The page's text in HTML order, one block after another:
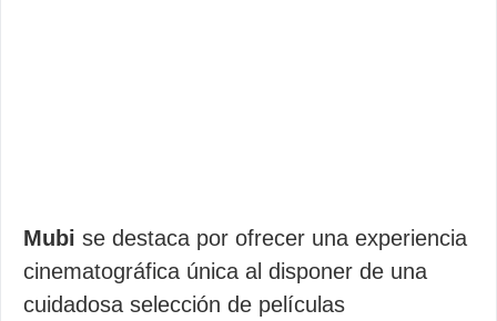
Mubi se destaca por ofrecer una experiencia
cinematográfica única al disponer de una
cuidadosa selección de películas